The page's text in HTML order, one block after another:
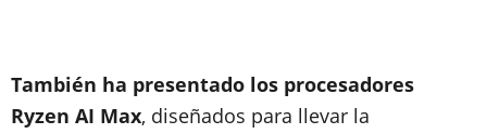
También ha presentado los procesadores
Ryzen AI Max, diseñados para llevar la